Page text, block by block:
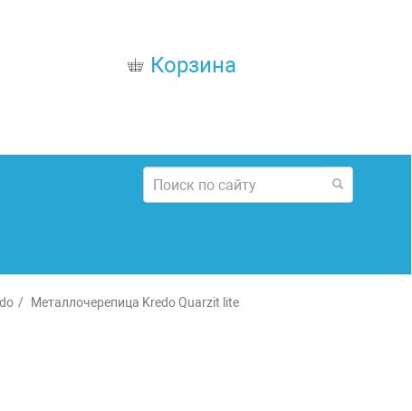
Корзина
Металлочерепица Kredo Quarzit lite